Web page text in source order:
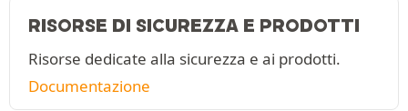
RISORSE DI SICUREZZA E PRODOTTI
Risorse dedicate alla sicurezza e ai prodotti.
Documentazione